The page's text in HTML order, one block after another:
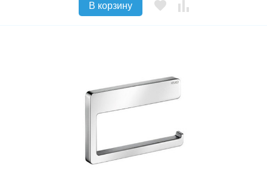
В корзину